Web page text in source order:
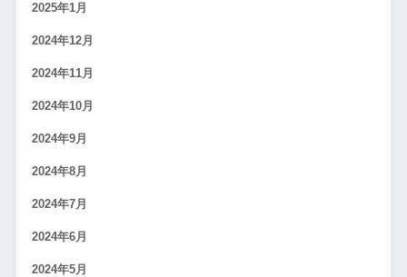
2025年1月
2024年12月
2024年11月
2024年10月
2024年9月
2024年8月
2024年7月
2024年6月
2024年5月